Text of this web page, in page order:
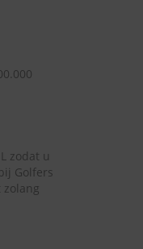
zodat u
Golfers
zolang